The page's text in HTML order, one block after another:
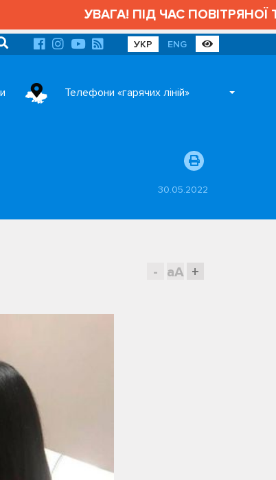
УВАГА! ПІД ЧАС ПОВІТРЯНОЇ
УКР ENG
Телефони «гарячих ліній»
30.05.2022
- aA +